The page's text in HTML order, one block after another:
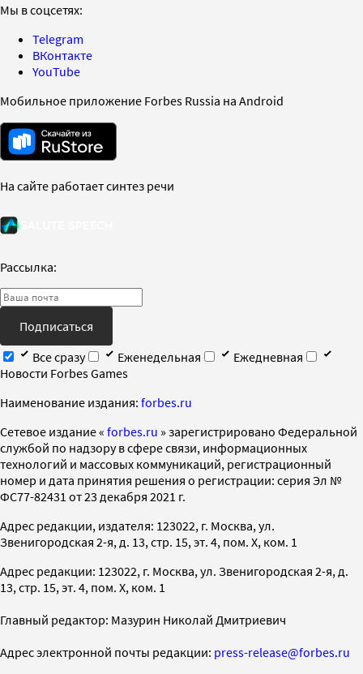
Мы в соцсетях:
Telegram
ВКонтакте
YouTube
Мобильное приложение Forbes Russia на Android
На сайте работает синтез речи
Рассылка:
Подписаться
Все сразу
Еженедельная
Ежедневная
Новости Forbes Games
Наименование издания: forbes.ru
Cетевое издание « forbes.ru » зарегистрировано Федеральной
службой по надзору в сфере связи, информационных
технологий и массовых коммуникаций, регистрационный
номер и дата принятия решения о регистрации: серия Эл №
ФС77-82431 от 23 декабря 2021 г.
Адрес редакции, издателя: 123022, г. Москва, ул.
Звенигородская 2-я, д. 13, стр. 15, эт. 4, пом. X, ком. 1
Адрес редакции: 123022, г. Москва, ул. Звенигородская 2-я, д.
13, стр. 15, эт. 4, пом. X, ком. 1
Главный редактор: Мазурин Николай Дмитриевич
Адрес электронной почты редакции: press-release@forbes.ru